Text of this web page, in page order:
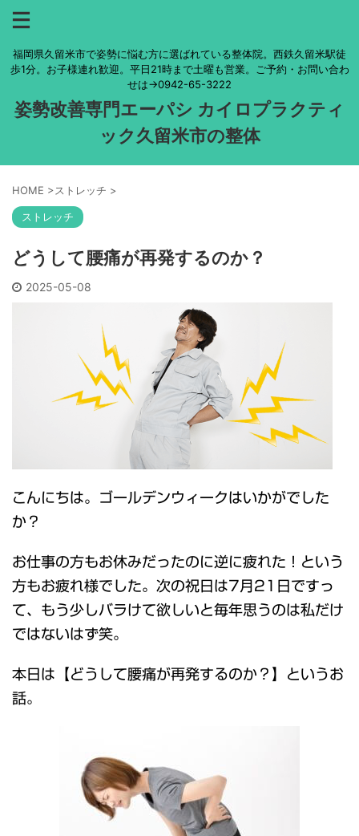
福岡県久留米市で姿勢に悩む方に選ばれている整体院。西鉄久留米駅徒
歩1分。お子様連れ歓迎。平日21時まで土曜も営業。ご予約・お問い合わ
せは→0942-65-3222
姿勢改善専門エーパシ カイロプラクティ
ック久留米市の整体
HOME >ストレッチ >
ストレッチ
どうして腰痛が再発するのか？
2025-05-08
こんにちは。ゴールデンウィークはいかがでした
か？
お仕事の方もお休みだったのに逆に疲れた！という
方もお疲れ様でした。次の祝日は7月21日ですっ
て、もう少しバラけて欲しいと毎年思うのは私だけ
ではないはず笑。
本日は【どうして腰痛が再発するのか？】というお
話。